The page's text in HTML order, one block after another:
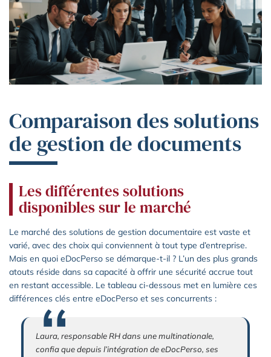
Comparaison des solutions
de gestion de documents
Les différentes solutions
disponibles sur le marché
Le marché des solutions de gestion documentaire est vaste et
varié, avec des choix qui conviennent à tout type d’entreprise.
Mais en quoi eDocPerso se démarque-t-il ? L’un des plus grands
atouts réside dans sa capacité à offrir une sécurité accrue tout
en restant accessible. Le tableau ci-dessous met en lumière ces
différences clés entre eDocPerso et ses concurrents :
Laura, responsable RH dans une multinationale,
confia que depuis l’intégration de eDocPerso, ses